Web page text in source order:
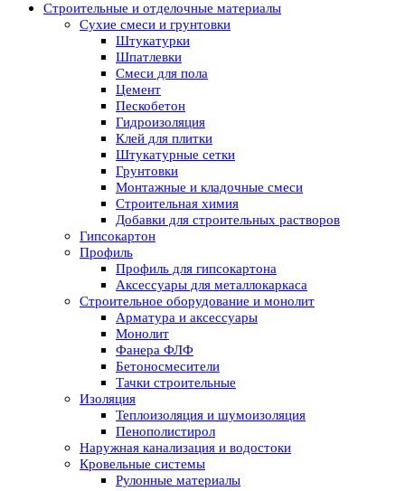
Строительные и отделочные материалы
Сухие смеси и грунтовки
Штукатурки
Шпатлевки
Смеси для пола
Цемент
Пескобетон
Гидроизоляция
Клей для плитки
Штукатурные сетки
Грунтовки
Монтажные и кладочные смеси
Строительная химия
Добавки для строительных растворов
Гипсокартон
Профиль
Профиль для гипсокартона
Аксессуары для металлокаркаса
Строительное оборудование и монолит
Арматура и аксессуары
Монолит
Фанера ФЛФ
Бетоносмесители
Тачки строительные
Изоляция
Теплоизоляция и шумоизоляция
Пенополистирол
Наружная канализация и водостоки
Кровельные системы
Рулонные материалы